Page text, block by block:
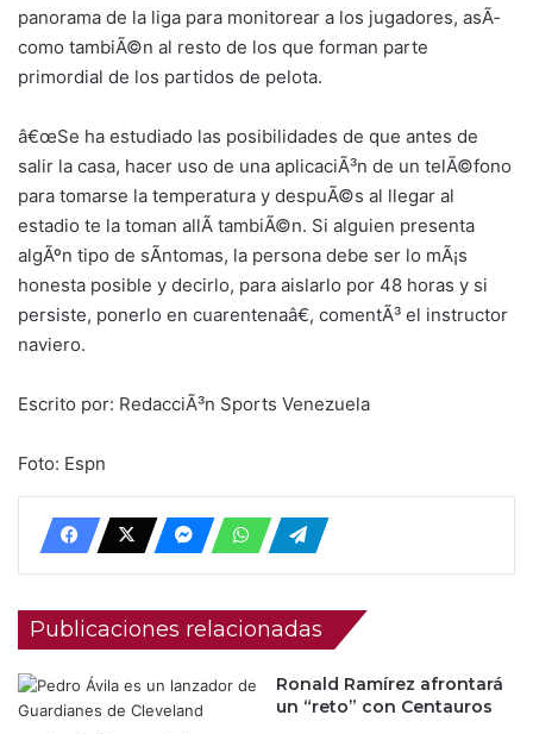
panorama de la liga para monitorear a los jugadores, asÃ­
como tambiÃ©n al resto de los que forman parte
primordial de los partidos de pelota.
â€œSe ha estudiado las posibilidades de que antes de
salir la casa, hacer uso de una aplicaciÃ³n de un telÃ©fono
para tomarse la temperatura y despuÃ©s al llegar al
estadio te la toman allÃ­ tambiÃ©n. Si alguien presenta
algÃºn tipo de sÃ­ntomas, la persona debe ser lo mÃ¡s
honesta posible y decirlo, para aislarlo por 48 horas y si
persiste, ponerlo en cuarentenaâ€, comentÃ³ el instructor
naviero.
Escrito por: RedacciÃ³n Sports Venezuela
Foto: Espn
Publicaciones relacionadas
Ronald Ramírez afrontará
un “reto” con Centauros